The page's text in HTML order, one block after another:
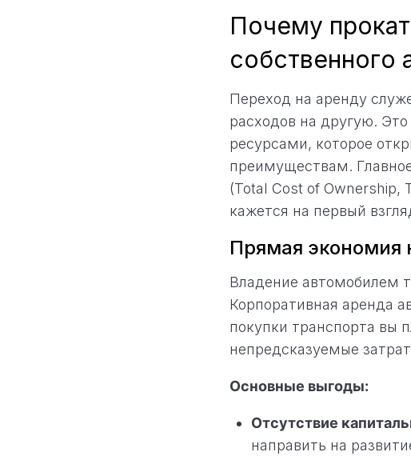
Почему
собственного
Переход на аренду
расходов на другую.
ресурсами, которое
преимуществам.
(Total Cost of Ownership,
кажется на первый
Прямая экономия
Владение автомобилем
Корпоративная аренда
покупки транспорта вы
непредсказуемые
Основные выгоды:
Отсутствие
направить на